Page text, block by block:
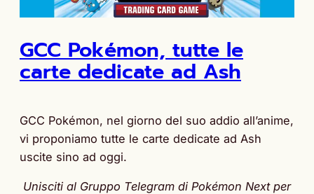
GCC Pokémon, tutte le
carte dedicate ad Ash
GCC Pokémon, nel giorno del suo addio all’anime,
vi proponiamo tutte le carte dedicate ad Ash
uscite sino ad oggi.
Unisciti al Gruppo Telegram di Pokémon Next per